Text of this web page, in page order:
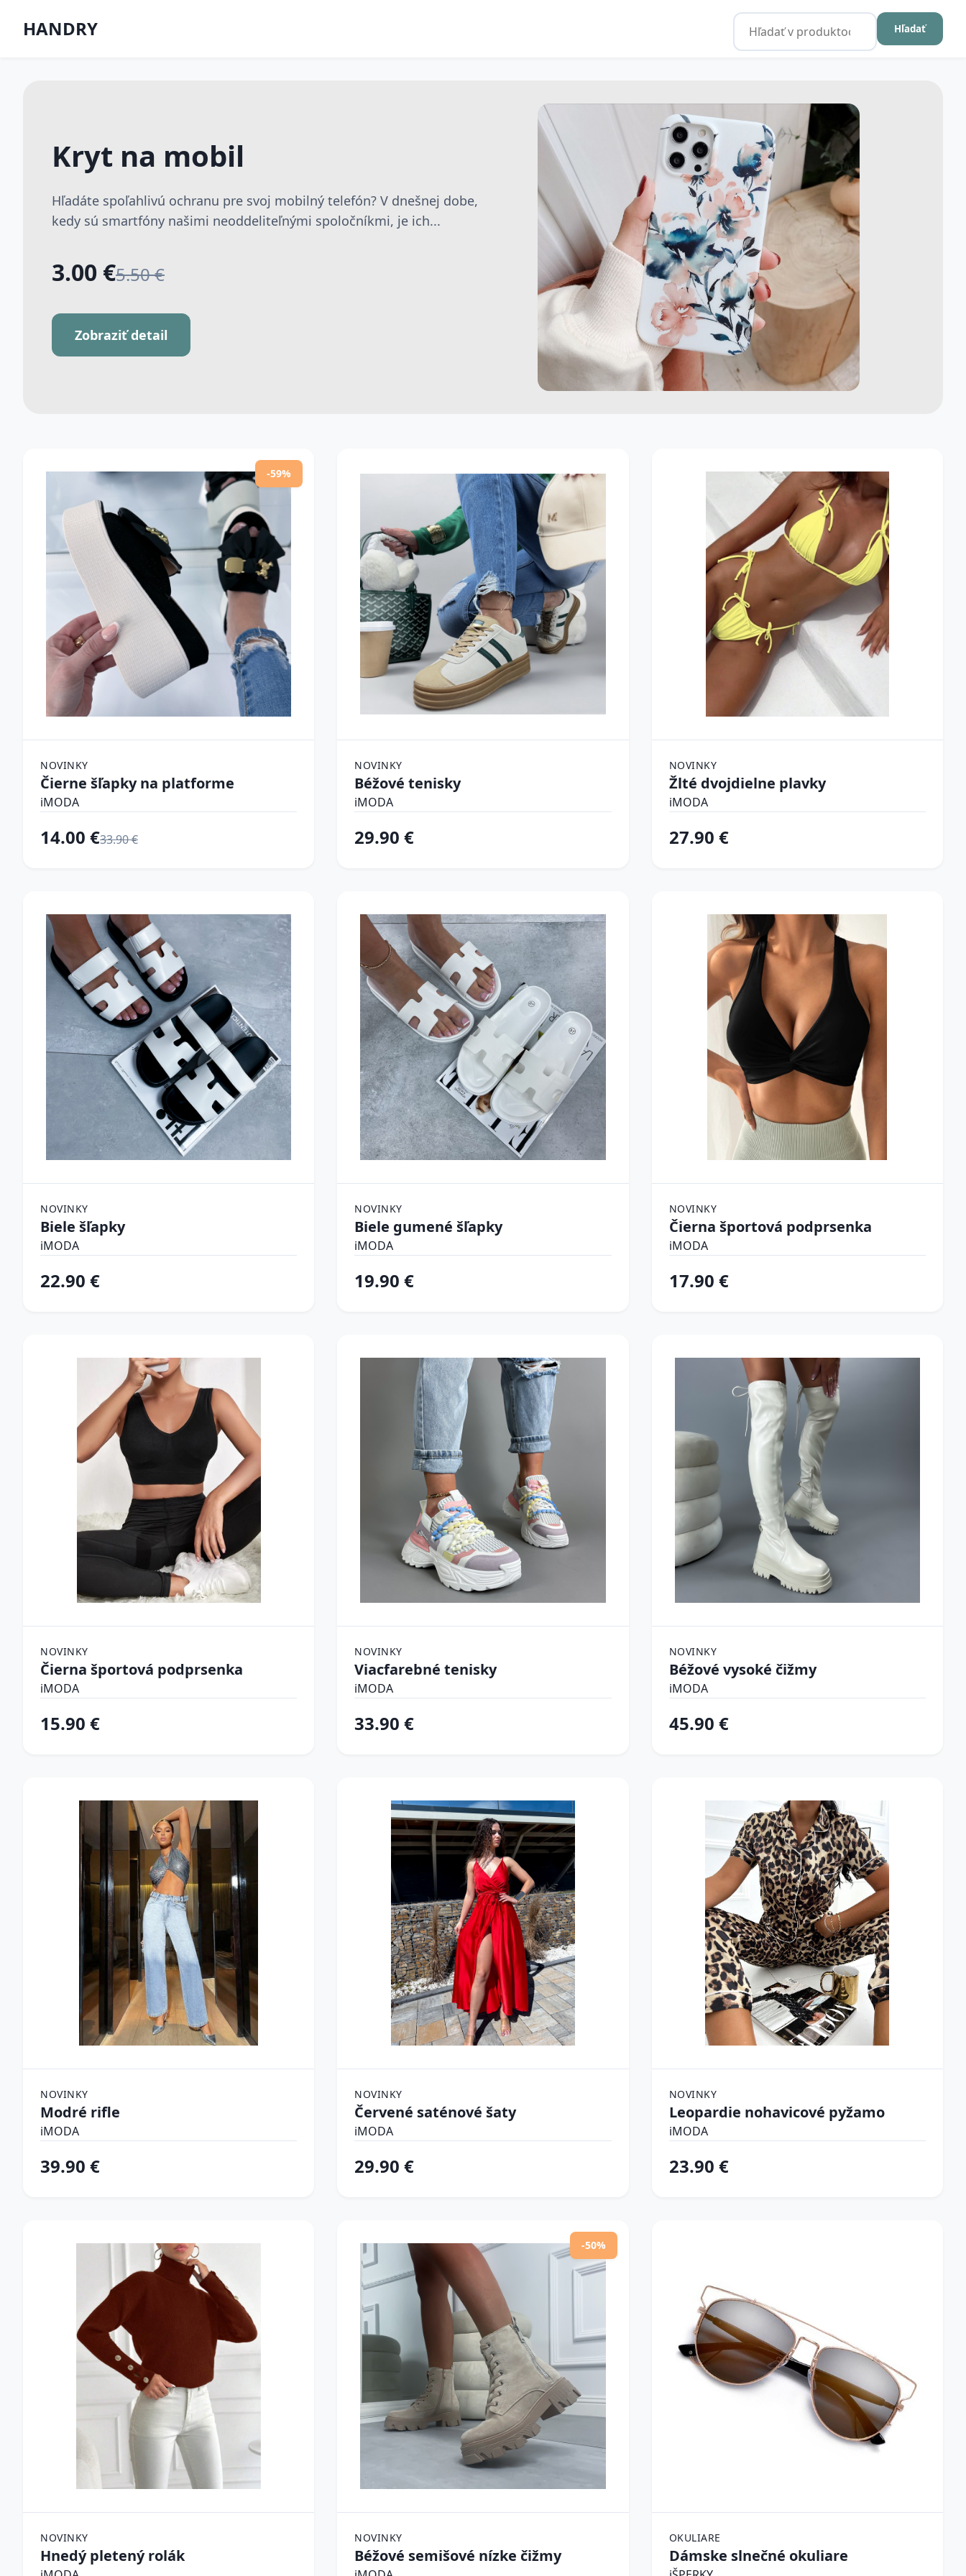
HANDRY Hľadať
Kryt na mobil
Hľadáte spoľahlivú ochranu pre svoj mobilný telefón? V dnešnej dobe,
kedy sú smartfóny našimi neoddeliteľnými spoločníkmi, je ich...
3.00 €5.50 €
Zobraziť detail
-59%
NOVINKY
Čierne šľapky na platforme
iMODA
14.00 €33.90 €
NOVINKY
Béžové tenisky
iMODA
29.90 €
NOVINKY
Žlté dvojdielne plavky
iMODA
27.90 €
NOVINKY
Biele šľapky
iMODA
22.90 €
NOVINKY
Biele gumené šľapky
iMODA
19.90 €
NOVINKY
Čierna športová podprsenka
iMODA
17.90 €
NOVINKY
Čierna športová podprsenka
iMODA
15.90 €
NOVINKY
Viacfarebné tenisky
iMODA
33.90 €
NOVINKY
Béžové vysoké čižmy
iMODA
45.90 €
NOVINKY
Modré rifle
iMODA
39.90 €
NOVINKY
Červené saténové šaty
iMODA
29.90 €
NOVINKY
Leopardie nohavicové pyžamo
iMODA
23.90 €
NOVINKY
Hnedý pletený rolák
-50%
NOVINKY
Béžové semišové nízke čižmy
OKULIARE
Dámske slnečné okuliare